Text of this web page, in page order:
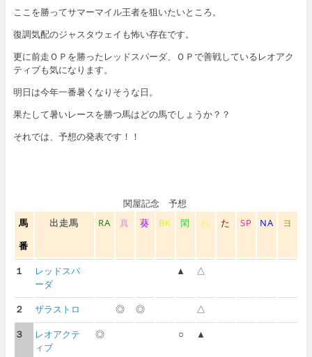
ここを勝ってサマーマイル王者を狙いたいところ。
復調気配のジャスタウェイも怖い存在です。
更に前走ＯＰを勝ったレッドスパーダ、ＯＰで善戦しているレオアク
ティブも気になります。
明日は今年一番暑くなりそうな日。
果たして暑いレースを勝つ馬はどの馬でしょうか？？
それでは、予想の発表です！！
関屋記念 予想
馬
番
出走馬 RA 真 葵 BK 閑 れ た SP NA ヨ
１
レッドスパ
ーダ
▲ △
２ ザラストロ ◎ ◎
△
３
レオアクテ
ィブ
◎ ○ ▲